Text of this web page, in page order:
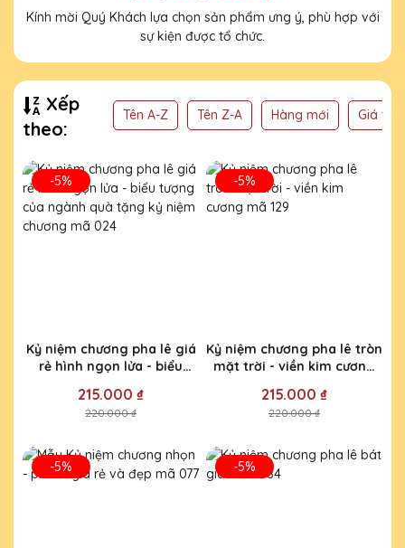
Kính mời Quý Khách lựa chọn sản phẩm ưng ý, phù hợp với
sự kiện được tổ chức.
Xếp
theo:
Tên A-Z Tên Z-A Hàng mới Giá
-5%
Kỷ niệm chương pha lê giá
rẻ hình ngọn lửa - biểu
kỷ niệm chương mã 024
215.000 ₫
220.000 ₫
-5%
Kỷ niệm chương pha lê tròn
mặt trời - viền kim cương
215.000 ₫
220.000 ₫
-5% -5%